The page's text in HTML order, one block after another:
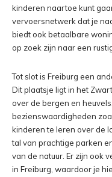
kinderen naartoe kunt
vervoersnetwerk dat je
biedt ook betaalbare
op zoek zijn naar een
Tot slot is Freiburg een
Dit plaatsje ligt in het
over de bergen en
bezienswaardigheden
kinderen te leren over de
tal van prachtige parken
van de natuur. Er zijn ook
in Freiburg, waardoor je